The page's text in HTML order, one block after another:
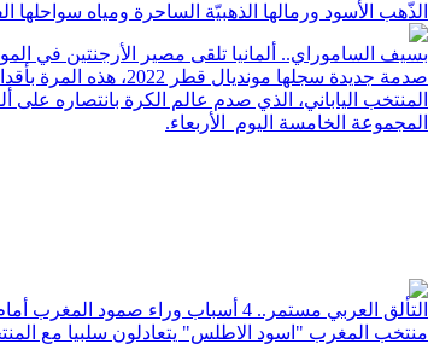
الذّهب الأسود ورمالها الذهبيّة الساحرة ومياه سواحلها
بسيف الساموراي.. ألمانيا تلقى مصير الأرجنتين في
صدمة جديدة سجلها مونديال
المنتخب الياباني، الذي صدم عالم الكرة بانتصاره على
المجموعة الخامسة اليوم الأربعاء.
التألق العربي مستمر.. 4 أسباب وراء صمود المغرب أمام كرواتيا
منتخب المغرب "اسود الاطلس" يتعادلون سلبيا مع